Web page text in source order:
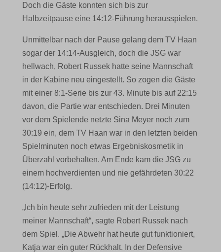
Doch die Gäste konnten sich bis zur
Halbzeitpause eine 14:12-Führung herausspielen.
Unmittelbar nach der Pause gelang dem TV Haan
sogar der 14:14-Ausgleich, doch die JSG war
hellwach, Robert Russek hatte seine Mannschaft
in der Kabine neu eingestellt. So zogen die Gäste
mit einer 8:1-Serie bis zur 43. Minute bis auf 22:15
davon, die Partie war entschieden. Drei Minuten
vor dem Spielende netzte Sina Meyer noch zum
30:19 ein, dem TV Haan war in den letzten beiden
Spielminuten noch etwas Ergebniskosmetik in
Überzahl vorbehalten. Am Ende kam die JSG zu
einem hochverdienten und nie gefährdeten 30:22
(14:12)-Erfolg.
„Ich bin heute sehr zufrieden mit der Leistung
meiner Mannschaft“, sagte Robert Russek nach
dem Spiel. „Die Abwehr hat heute gut funktioniert,
Katja war ein guter Rückhalt. In der Defensive